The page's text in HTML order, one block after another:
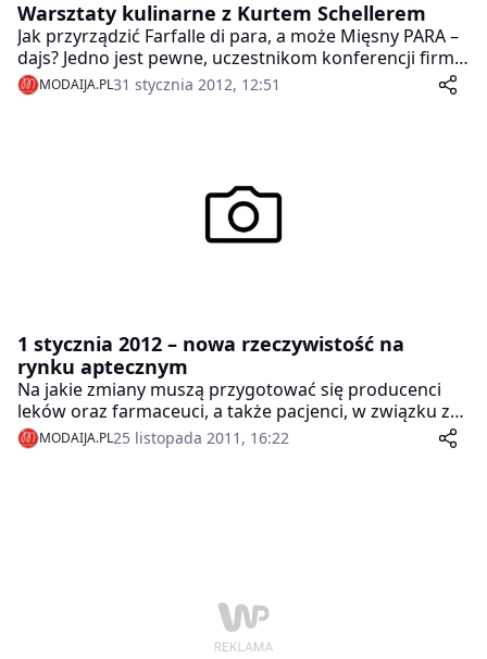
Warsztaty kulinarne z Kurtem Schellerem
Jak przyrządzić Farfalle di para, a może Mięsny PARA –
dajs? Jedno jest pewne, uczestnikom konferencji firmy
Essilor do testowania soczewek Optifog i gotowania
zapału nie brakowało. Optifog, pierwsze soczewki
MODAIJA.PL31 stycznia 2012, 12:51
1 stycznia 2012 – nowa rzeczywistość na
rynku aptecznym
Na jakie zmiany muszą przygotować się producenci
leków oraz farmaceuci, a także pacjenci, w związku z
nową ustawą dotyczącą refundacji leków? Jak firmy
farmaceutyczne powinny przygotować się do tych
konkursu Polish National Sales Awards w kategorii
MODAIJA.PL25 listopada 2011, 16:22